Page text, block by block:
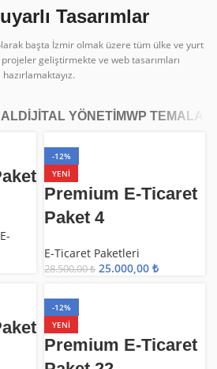
Tasarımlar
başta İzmir olmak üzere tüm ülke ve yurt
geliştirmekte ve web tasarımları
hazırlamaktayız.
DİJİTAL YÖNETİMWP TEMALAR
-12%
YENI
Premium E-Ticaret
Paket 4
E-Ticaret Paketleri
28.500,00₺ 25.000,00 ₺
-12%
YENI
Premium E-Ticaret